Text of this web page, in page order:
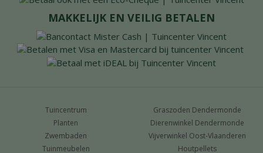
MAKKELIJK EN VEILIG BETALEN
Tuincentrum
Planten
Zwembaden
Tuinmeubelen
Graszoden Dendermonde
Dierenwinkel Dendermonde
Vijverwinkel Oost-Vlaanderen
Houtpellets